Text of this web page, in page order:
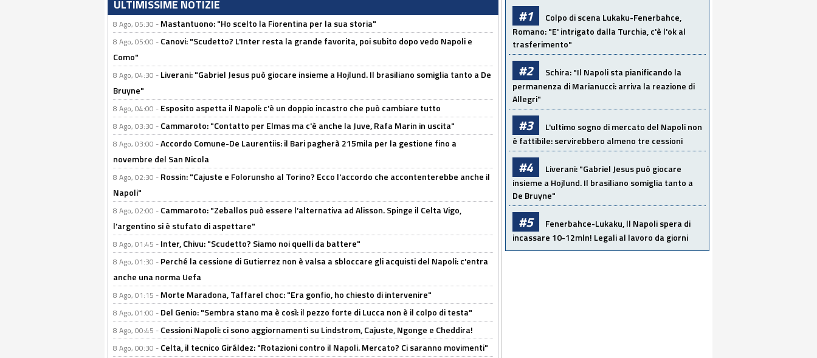
ULTIMISSIME NOTIZIE
8 Ago, 05:30 - Mastantuono: "Ho scelto la Fiorentina per la sua storia"
8 Ago, 05:00 - Canovi: "Scudetto? L'Inter resta la grande favorita, poi subito dopo vedo Napoli e
Como"
8 Ago, 04:30 - Liverani: "Gabriel Jesus può giocare insieme a Hojlund. Il brasiliano somiglia tanto a De
Bruyne"
8 Ago, 04:00 - Esposito aspetta il Napoli: c'è un doppio incastro che può cambiare tutto
8 Ago, 03:30 - Cammaroto: "Contatto per Elmas ma c'è anche la Juve, Rafa Marin in uscita"
8 Ago, 03:00 -Accordo Comune-De Laurentiis: il Bari pagherà 215mila per la gestione fino a
novembre del San Nicola
8 Ago, 02:30 - Rossin: "Cajuste e Folorunsho al Torino? Ecco l'accordo che accontenterebbe anche il
Napoli"
8 Ago, 02:00 - Cammaroto: "Zeballos può essere l’alternativa ad Alisson. Spinge il Celta Vigo,
l’argentino si è stufato di aspettare"
8 Ago, 01:45 - Inter, Chivu: "Scudetto? Siamo noi quelli da battere"
8 Ago, 01:30 - Perché la cessione di Gutierrez non è valsa a sbloccare gli acquisti del Napoli: c'entra
anche una norma Uefa
8 Ago, 01:15 - Morte Maradona, Taffarel choc: "Era gonfio, ho chiesto di intervenire"
8 Ago, 01:00 - Del Genio: "Sembra stano ma è così: il pezzo forte di Lucca non è il colpo di testa"
8 Ago, 00:45 - Cessioni Napoli: ci sono aggiornamenti su Lindstrom, Cajuste, Ngonge e Cheddira!
8 Ago, 00:30 - Celta, il tecnico Giráldez: "Rotazioni contro il Napoli. Mercato? Ci saranno movimenti"
#1
Colpo di scena Lukaku-Fenerbahce,
Romano: "E' intrigato dalla Turchia, c'è l'ok al
trasferimento"
#2
Schira: "Il Napoli sta pianificando la
permanenza di Marianucci: arriva la reazione di
Allegri"
#3
L'ultimo sogno di mercato del Napoli non
è fattibile: servirebbero almeno tre cessioni
#4
Liverani: "Gabriel Jesus può giocare
insieme a Hojlund. Il brasiliano somiglia tanto a
De Bruyne"
#5
Fenerbahce-Lukaku, ll Napoli spera di
incassare 10-12mln! Legali al lavoro da giorni